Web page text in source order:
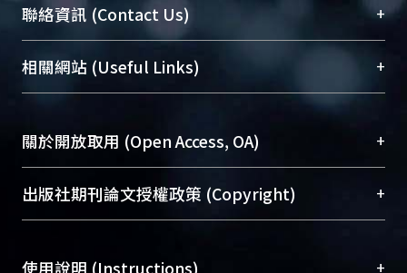
臺大位居世界頂尖大學之列，為永久珍藏及向國際
展現本校豐碩的研究成果及學術能量，圖書館整合
機構典藏（NTUR）與學術庫（AH）不同功能平
台，成為臺大學術典藏NTU scholars。期能整合研
究能量、促進交流合作、保存學術產出、推廣研究
成果。
To permanently archive and promote researcher
profiles and scholarly works, Library integrates the
services of “NTU Repository” with “Academic
聯絡資訊 (Contact Us) +
總館學科館員(Main Library)
醫學圖書館學科館員(Medical Library)
(Social
Sciences Library)
相關網站 (Useful Links) +
關於開放取用 (Open Access, OA) +
開放取用是從使用者角度提升資訊取用性的社會運
動，應用在學術研究上是透過將研究著作公開供使
用逐年攀升。同時可加速研究發展、提升研究影響
出版社期刊論文授權政策 (Copyright) +
使用說明 (Instructions) +